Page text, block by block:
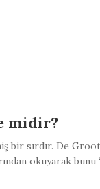
midir?
bir sırdır. De
okuyarak bunu